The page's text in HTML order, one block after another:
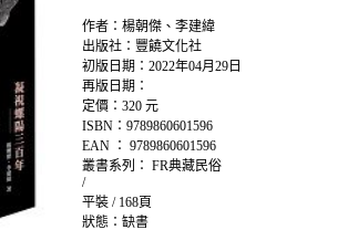
作者：楊朝傑、李建緯
出版社：豐饒文化社
初版日期：2022年04月29日
再版日期：
定價：320 元
ISBN：9789860601596
EAN ： 9789860601596
叢書系列： FR典藏民俗
/
平裝 / 168頁
狀態：缺書